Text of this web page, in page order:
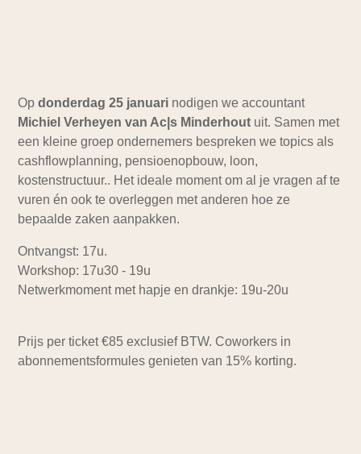
Opdonderdag 25 januari nodigen we accountant
Michiel Verheyen van Ac|s Minderhout uit. Samen met
een kleine groep ondernemers bespreken we topics als
cashflowplanning, pensioenopbouw, loon,
kostenstructuur.. Het ideale moment om al je vragen af te
vuren én ook te overleggen met anderen hoe ze
bepaalde zaken aanpakken.
Ontvangst: 17u.
Workshop: 17u30 - 19u
Netwerkmoment met hapje en drankje: 19u-20u
Prijs per ticket €85 exclusief BTW. Coworkers in
abonnementsformules genieten van 15% korting.